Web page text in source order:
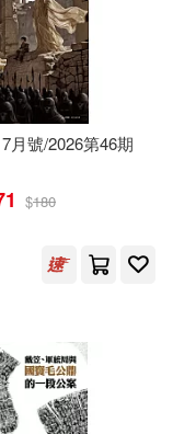
7月號/2026第46期
$180